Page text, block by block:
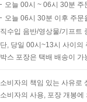
오늘 00시 ~ 06시 30분
오늘 06시 30분 이후 주
직수입 음반/영상물/기프트
단, 당일 00시~13시 사이의
박스 포장은 택배 배송이
소비자의 책임 있는 사유로
소비자의 사용, 포장 개봉